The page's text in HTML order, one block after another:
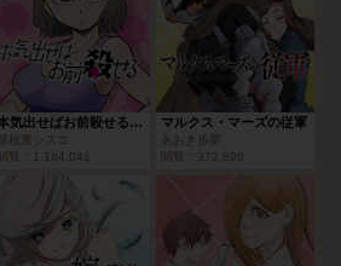
本気出せばお前殺せる／読切版
屋根裏シスコ
閲覧：
1,184,041
マルクス・マーズの従軍
あおき歩夢
閲覧：
372,898